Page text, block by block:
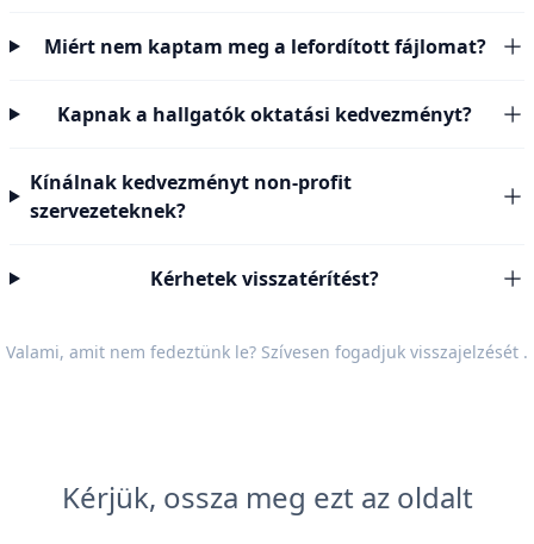
Miért nem kaptam meg a lefordított fájlomat?
Kapnak a hallgatók oktatási kedvezményt?
Kínálnak kedvezményt non-profit
szervezeteknek?
Kérhetek visszatérítést?
Valami, amit nem fedeztünk le? Szívesen fogadjuk visszajelzését .
Kérjük, ossza meg ezt az oldalt